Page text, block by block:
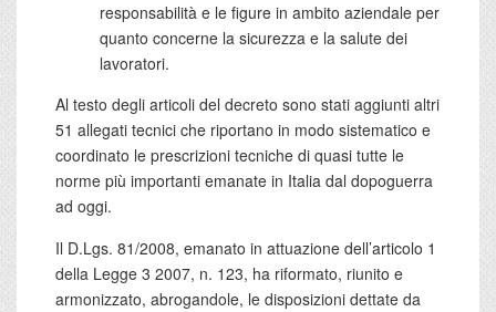
responsabilità e le figure in ambito aziendale per
quanto concerne la sicurezza e la salute dei
lavoratori.
Al testo degli articoli del decreto sono stati aggiunti altri
51 allegati tecnici che riportano in modo sistematico e
coordinato le prescrizioni tecniche di quasi tutte le
norme più importanti emanate in Italia dal dopoguerra
ad oggi.
Il D.Lgs. 81/2008, emanato in attuazione dell’articolo 1
della Legge 3 2007, n. 123, ha riformato, riunito e
armonizzato, abrogandole, le disposizioni dettate da